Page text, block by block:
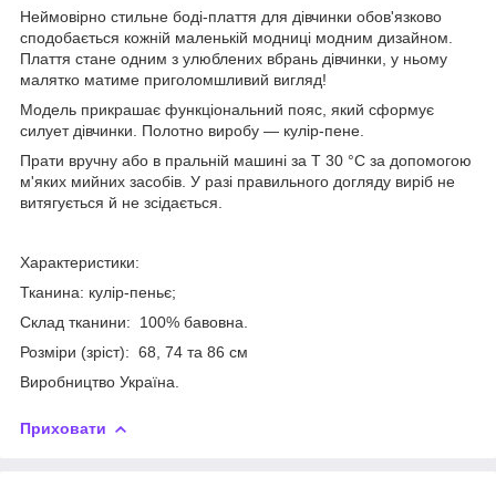
Неймовірно стильне боді-плаття для дівчинки обов'язково
сподобається кожній маленькій модниці модним дизайном.
Плаття стане одним з улюблених вбрань дівчинки, у ньому
малятко матиме приголомшливий вигляд!
Модель прикрашає функціональний пояс, який сформує
силует дівчинки. Полотно виробу — кулір-пене.
Прати вручну або в пральній машині за Т 30 °C за допомогою
м'яких мийних засобів. У разі правильного догляду виріб не
витягується й не зсідається.
Характеристики:
Тканина: кулір-пеньє;
Склад тканини: 100% бавовна.
Розміри (зріст): 68, 74 та 86 см
Виробництво Україна.
Приховати